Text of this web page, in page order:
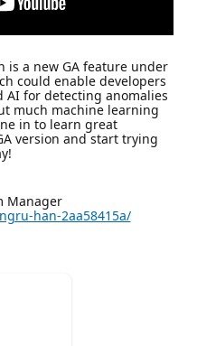
is a new GA feature under
could enable developers
AI for detecting anomalies
much machine learning
in to learn great
version and start trying
Manager
han-2aa58415a/